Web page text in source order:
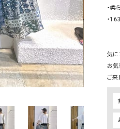
すべて見る
バッグ
靴
帽子
ソックス・その他雑貨
・柔
・
気に
お気
ご来